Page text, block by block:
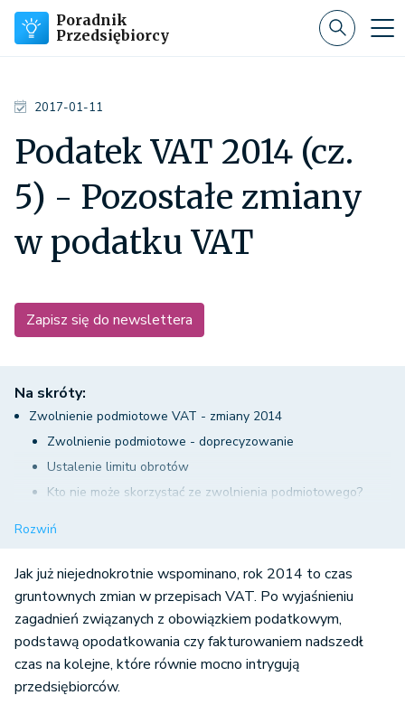
Poradnik
Przedsiębiorcy
2017-01-11
Podatek VAT 2014 (cz.
5) - Pozostałe zmiany
w podatku VAT
Zapisz się do newslettera
Na skróty:
Zwolnienie podmiotowe VAT - zmiany 2014
Zwolnienie podmiotowe - doprecyzowanie
Ustalenie limitu obrotów
Kto nie może skorzystać ze zwolnienia podmiotowego?
Zmiany w przepisach ustalających proporcje odliczania
podatku naliczonego
Rozwiń
Jak już niejednokrotnie wspominano, rok 2014 to czas
gruntownych zmian w przepisach VAT. Po wyjaśnieniu
zagadnień związanych z obowiązkiem podatkowym,
podstawą opodatkowania czy fakturowaniem nadszedł
czas na kolejne, które równie mocno intrygują
przedsiębiorców.